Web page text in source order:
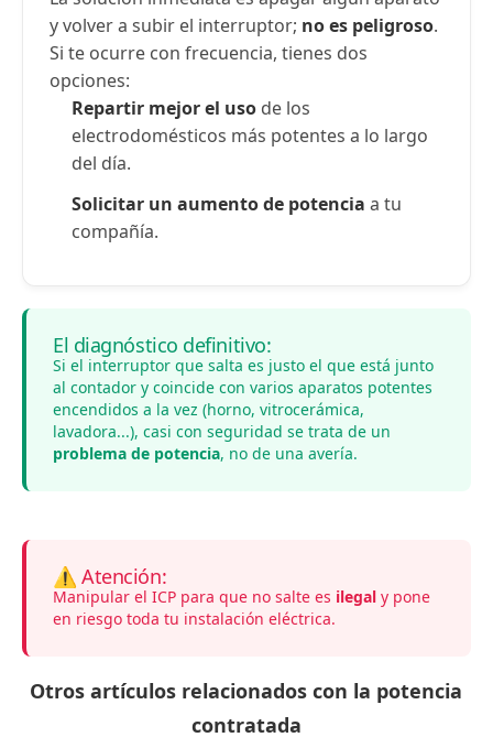
y volver a subir el interruptor; no es peligroso.
Si te ocurre con frecuencia, tienes dos
opciones:
Repartir mejor el uso de los
electrodomésticos más potentes a lo largo
del día.
Solicitar un aumento de potencia a tu
compañía.
El diagnóstico definitivo:
Si el interruptor que salta es justo el que está junto
al contador y coincide con varios aparatos potentes
encendidos a la vez (horno, vitrocerámica,
lavadora...), casi con seguridad se trata de un
problema de potencia, no de una avería.
⚠️ Atención:
Manipular el ICP para que no salte es ilegal y pone
en riesgo toda tu instalación eléctrica.
Otros artículos relacionados con la potencia
contratada